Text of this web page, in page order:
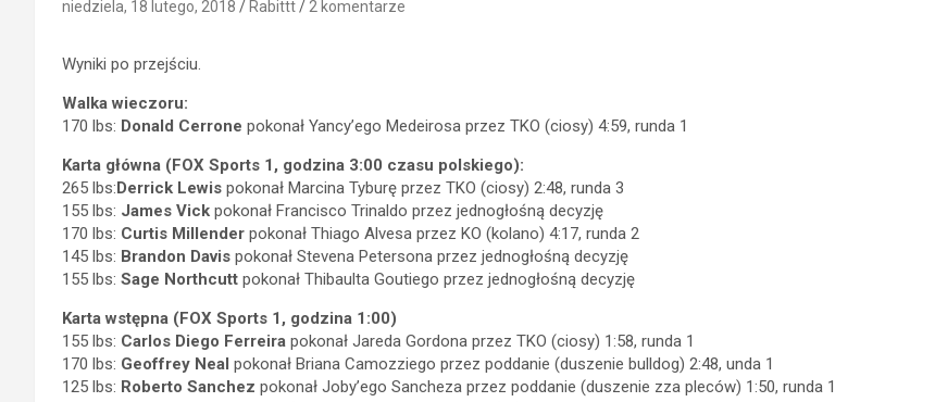
niedziela, 18 lutego, 2018 Rabittt 2 komentarze
Wyniki po przejściu.
Walka wieczoru:
170 lbs: Donald Cerrone pokonał Yancy’ego Medeirosa przez TKO (ciosy) 4:59, runda 1
Karta główna (FOX Sports 1, godzina 3:00 czasu polskiego):
265 lbs:Derrick Lewis pokonał Marcina Tyburę przez TKO (ciosy) 2:48, runda 3
155 lbs: James Vick pokonał Francisco Trinaldo przez jednogłośną decyzję
170 lbs: Curtis Millender pokonał Thiago Alvesa przez KO (kolano) 4:17, runda 2
145 lbs: Brandon Davis pokonał Stevena Petersona przez jednogłośną decyzję
155 lbs: Sage Northcutt pokonał Thibaulta Goutiego przez jednogłośną decyzję
Karta wstępna (FOX Sports 1, godzina 1:00)
155 lbs: Carlos Diego Ferreira pokonał Jareda Gordona przez TKO (ciosy) 1:58, runda 1
170 lbs: Geoffrey Neal pokonał Briana Camozziego przez poddanie (duszenie bulldog) 2:48, unda 1
125 lbs: Roberto Sanchez pokonał Joby’ego Sancheza przez poddanie (duszenie zza pleców) 1:50, runda 1